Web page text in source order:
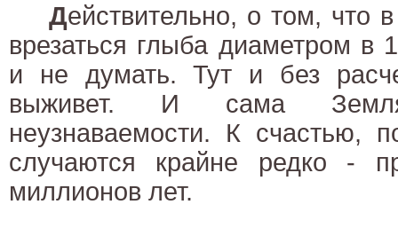
Действительно, о том, что
врезаться глыба диаметром в
и не думать. Тут и без
выживет. И сама
неузнаваемости. К счастью,
случаются крайне редко -
миллионов лет.